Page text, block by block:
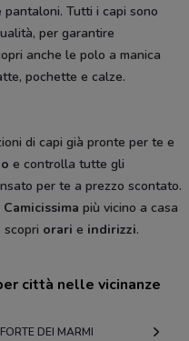
pantaloni. Tutti i capi sono
per garantire
anche le polo a manica
pochette e calze.
di capi già pronte per te e
e controlla tutte gli
per te a prezzo scontato.
Camicissima più vicino a casa
scopri orari e indirizzi.
città nelle vicinanze
FORTE DEI MARMI